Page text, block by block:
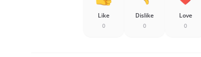
Like
0
Dislike
0
Love
0